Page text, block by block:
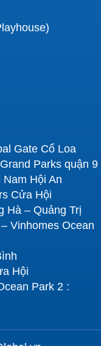
Gate Cổ Loa
Parks quận 9
Hội An
Cửa Hội
Hà – Quảng Trị
Vinhomes Ocean
Hội
Park 2 :